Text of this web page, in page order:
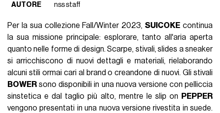
AUTORE
nss staff
Per la sua collezione Fall/Winter 2023,SUICOKE continua
la sua missione principale: esplorare, tanto all'aria aperta
quanto nelle forme di design. Scarpe, stivali, slides a sneaker
si arricchiscono di nuovi dettagli e materiali, rielaborando
alcuni stili ormai cari al brand o creandone di nuovi. Gli stivali
BOWER sono disponibili in una nuova versione con pelliccia
sinstetica e dal taglio più alto, mentre le slip on
PEPPER
vengono presentati in una nuova versione rivestita in suede.